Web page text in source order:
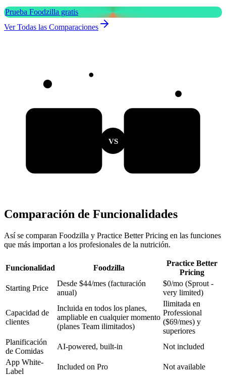
Prueba Foodzilla gratis
Ver Todas las Comparaciones
VS
Comparación de Funcionalidades
Así se comparan Foodzilla y Practice Better Pricing en las funciones
que más importan a los profesionales de la nutrición.
Funcionalidad Foodzilla
Practice Better
Pricing
Starting Price
Desde $44/mes (facturación
anual)
$0/mo (Sprout -
very limited)
Capacidad de
clientes
Incluida en todos los planes,
ampliable en cualquier momento
(planes Team ilimitados)
Ilimitada en
Professional
($69/mes) y
superiores
Planificación
de Comidas
AI-powered, built-in
Not included
App White-
Label
Included on Pro
Not available